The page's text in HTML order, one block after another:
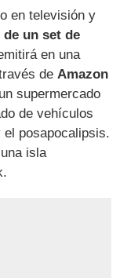
en televisión y
un set de
en una
deAmazon
supermercado
de vehículos
posapocalipsis.
isla